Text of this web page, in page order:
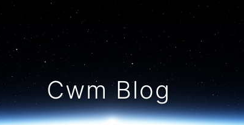
Cwm Blog